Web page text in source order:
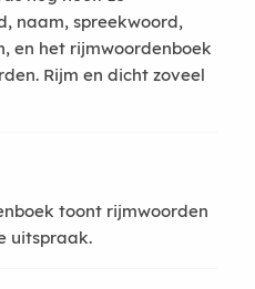
naam, spreekwoord,
en het rijmwoordenboek
Rijm en dicht zoveel
toont rijmwoorden
uitspraak.